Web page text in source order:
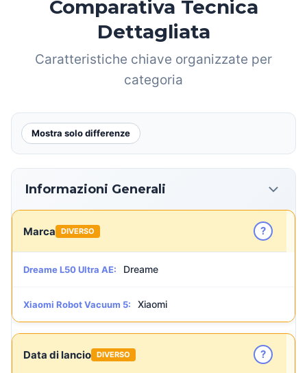
Comparativa Tecnica
Dettagliata
Caratteristiche chiave organizzate per
categoria
Mostra solo differenze
Informazioni Generali
Marca DIVERSO ?
Dreame L50 Ultra AE: Dreame
Xiaomi Robot Vacuum 5: Xiaomi
Data di lancio DIVERSO ?